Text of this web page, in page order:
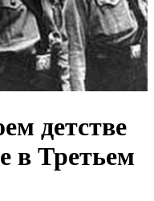
детстве
в Третьем